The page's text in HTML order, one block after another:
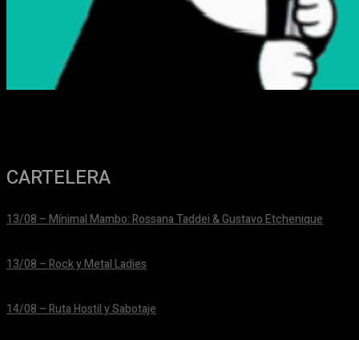
CARTELERA
13/08 – Mínimal Mambo: Rossana Taddei & Gustavo Etchenique
13/08 – Rock y Metal Ladies
14/08 – Ruta Hostil y Sabotaje